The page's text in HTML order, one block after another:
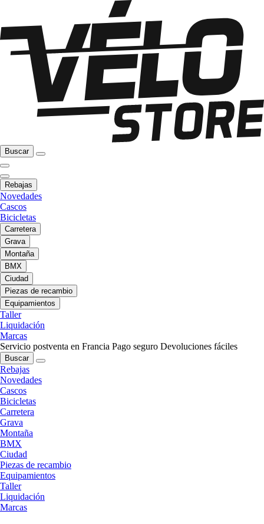
Buscar
Rebajas
Novedades
Cascos
Bicicletas
Carretera
Grava
Montaña
BMX
Ciudad
Piezas de recambio
Equipamientos
Taller
Liquidación
Marcas
Servicio postventa en Francia Pago seguro Devoluciones fáciles
Buscar
Rebajas
Novedades
Cascos
Bicicletas
Carretera
Grava
Montaña
BMX
Ciudad
Piezas de recambio
Equipamientos
Taller
Liquidación
Marcas